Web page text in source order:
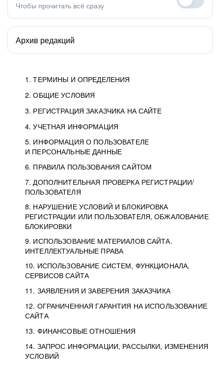
1. ТЕРМИНЫ И ОПРЕДЕЛЕНИЯ
2. ОБЩИЕ УСЛОВИЯ
3. РЕГИСТРАЦИЯ ЗАКАЗЧИКА НА САЙТЕ
4. УЧЕТНАЯ ИНФОРМАЦИЯ
5. ИНФОРМАЦИЯ О ПОЛЬЗОВАТЕЛЕ
И ПЕРСОНАЛЬНЫЕ ДАННЫЕ
6. ПРАВИЛА ПОЛЬЗОВАНИЯ САЙТОМ
7. ДОПОЛНИТЕЛЬНАЯ ПРОВЕРКА РЕГИСТРАЦИИ/
ПОЛЬЗОВАТЕЛЯ
8. НАРУШЕНИЕ УСЛОВИЙ И БЛОКИРОВКА
РЕГИСТРАЦИИ ИЛИ ПОЛЬЗОВАТЕЛЯ, ОБЖАЛОВАНИЕ
БЛОКИРОВКИ
9. ИСПОЛЬЗОВАНИЕ МАТЕРИАЛОВ САЙТА.
ИНТЕЛЛЕКТУАЛЬНЫЕ ПРАВА
10. ИСПОЛЬЗОВАНИЕ СИСТЕМ, ФУНКЦИОНАЛА,
СЕРВИСОВ САЙТА
11. ЗАЯВЛЕНИЯ И ЗАВЕРЕНИЯ ЗАКАЗЧИКА
12. ОГРАНИЧЕННАЯ ГАРАНТИЯ НА ИСПОЛЬЗОВАНИЕ
САЙТА
13. ФИНАНСОВЫЕ ОТНОШЕНИЯ
14. ЗАПРОС ИНФОРМАЦИИ, РАССЫЛКИ, ИЗМЕНЕНИЯ
УСЛОВИЙ
Чтобы прочитать всё сразу
Архив редакций